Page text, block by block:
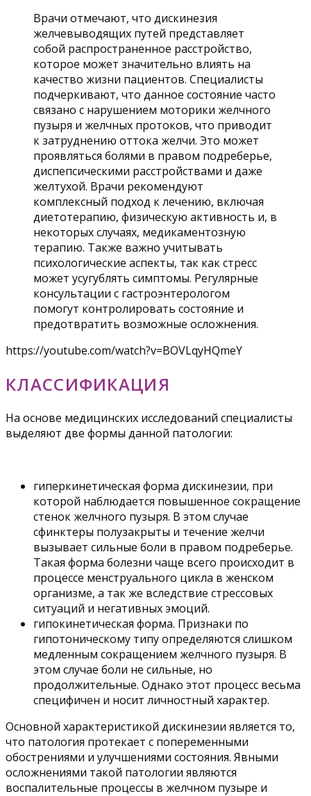
Врачи отмечают, что дискинезия
желчевыводящих путей представляет
собой распространенное расстройство,
которое может значительно влиять на
качество жизни пациентов. Специалисты
подчеркивают, что данное состояние часто
связано с нарушением моторики желчного
пузыря и желчных протоков, что приводит
к затруднению оттока желчи. Это может
проявляться болями в правом подреберье,
диспепсическими расстройствами и даже
желтухой. Врачи рекомендуют
комплексный подход к лечению, включая
диетотерапию, физическую активность и, в
некоторых случаях, медикаментозную
терапию. Также важно учитывать
психологические аспекты, так как стресс
может усугублять симптомы. Регулярные
консультации с гастроэнтерологом
помогут контролировать состояние и
предотвратить возможные осложнения.
https://youtube.com/watch?v=BOVLqyHQmeY
КЛАССИФИКАЦИЯ
На основе медицинских исследований специалисты
выделяют две формы данной патологии:
гиперкинетическая форма дискинезии, при
которой наблюдается повышенное сокращение
стенок желчного пузыря. В этом случае
сфинктеры полузакрыты и течение желчи
вызывает сильные боли в правом подреберье.
Такая форма болезни чаще всего происходит в
процессе менструального цикла в женском
организме, а так же вследствие стрессовых
ситуаций и негативных эмоций.
гипокинетическая форма. Признаки по
гипотоническому типу определяются слишком
медленным сокращением желчного пузыря. В
этом случае боли не сильные, но
продолжительные. Однако этот процесс весьма
специфичен и носит личностный характер.
Основной характеристикой дискинезии является то,
что патология протекает с попеременными
обострениями и улучшениями состояния. Явными
осложнениями такой патологии являются
воспалительные процессы в желчном пузыре и